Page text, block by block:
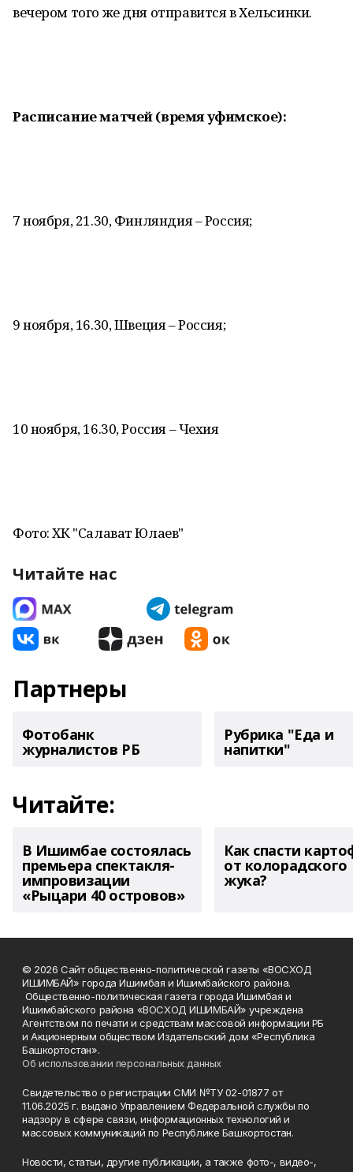
вечером того же дня отправится в Хельсинки.
Расписание матчей (время уфимское):
7 ноября, 21.30, Финляндия – Россия;
9 ноября, 16.30, Швеция – Россия;
10 ноября, 16.30, Россия – Чехия
Фото: ХК "Салават Юлаев"
Читайте нас
Партнеры
Фотобанк
журналистов РБ
Рубрика "Еда и
напитки"
Читайте:
В Ишимбае состоялась
премьера спектакля-
импровизации
«Рыцари 40 островов»
Как спасти
от колорадского
жука?
© 2026 Сайт общественно-политической газеты «ВОСХОД
ИШИМБАЙ» города Ишимбая и Ишимбайского района.
Общественно-политическая газета города Ишимбая и
Ишимбайского района «ВОСХОД ИШИМБАЙ» учреждена
Агентством по печати и средствам массовой информации РБ
и Акционерным обществом Издательский дом «Республика
Башкортостан».
Об использовании персональных данных
Свидетельство о регистрации СМИ №ТУ 02-01877 от
11.06.2025 г. выдано Управлением Федеральной службы по
надзору в сфере связи, информационных технологий и
массовых коммуникаций по Республике Башкортостан.
Новости, статьи, другие публикации, а также фото-, видео-,